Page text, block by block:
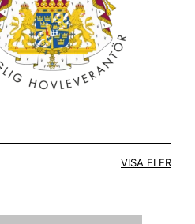
VISA FLER